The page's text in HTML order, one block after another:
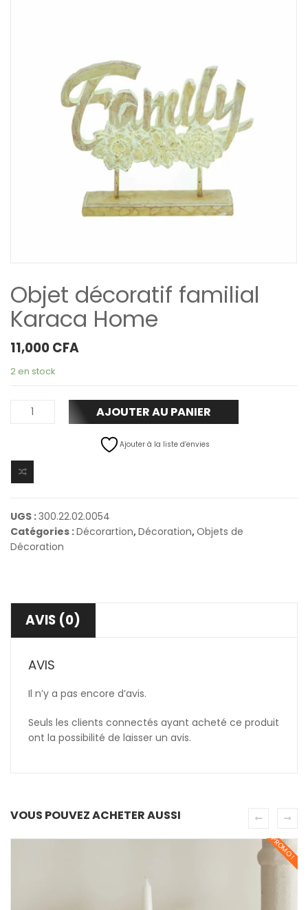
Objet décoratif familial
Karaca Home
11,000CFA
2 en stock
AJOUTER AU PANIER
Ajouter à la liste d’envies
UGS :300.22.02.0054
Catégories :Décorartion,Décoration,Objets de
Décoration
AVIS (0)
AVIS
Il n’y a pas encore d’avis.
Seuls les clients connectés ayant acheté ce produit
ont la possibilité de laisser un avis.
VOUS POUVEZ ACHETER AUSSI
PROMO !